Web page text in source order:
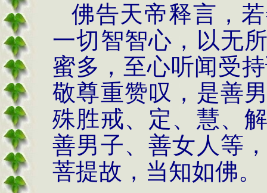
佛告天帝释言，
一切智智心，以无
蜜多，至心听闻受
敬尊重赞叹，是善
殊胜戒、定、慧、
善男子、善女人等
菩提故，当知如佛。